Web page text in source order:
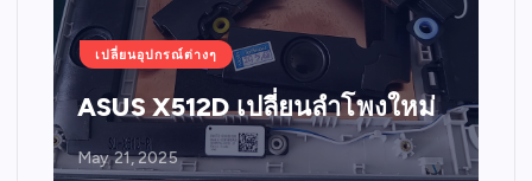
เปลี่ยนอุปกรณ์ต่างๆ
ASUS X512D เปลี่ยนลำโพงใหม่
May 21, 2025